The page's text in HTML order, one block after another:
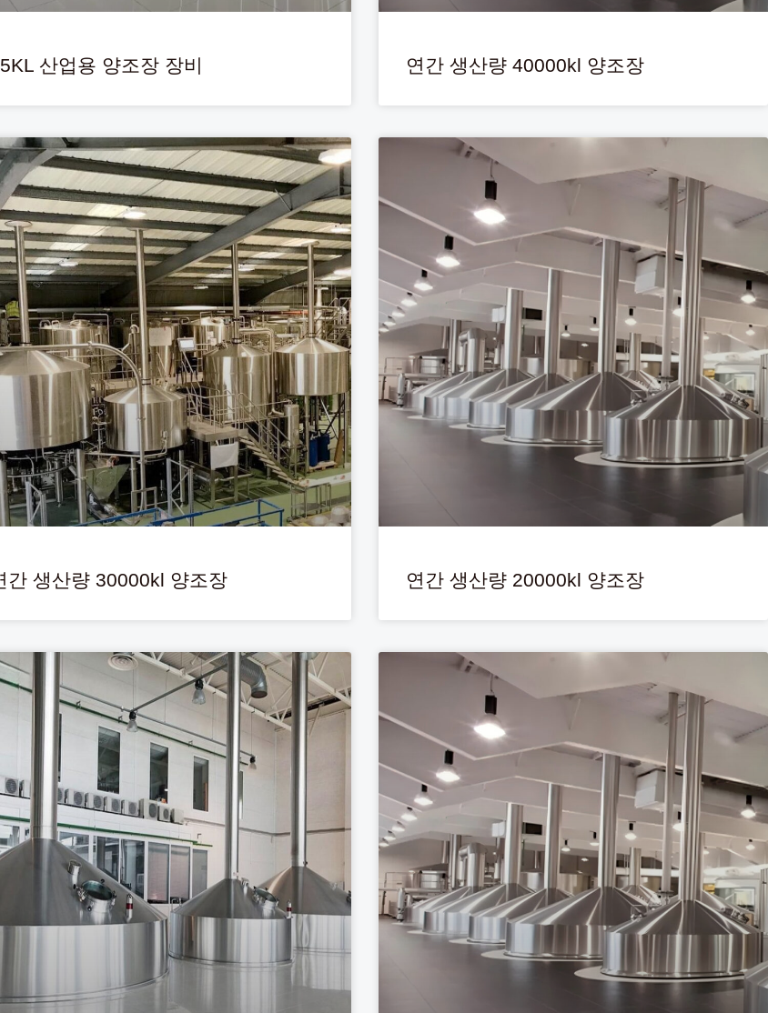
산업용 양조장 장비 연간 생산량 40000kl 양조장
간 생산량 30000kl 양조장 연간 생산량 20000kl 양조장